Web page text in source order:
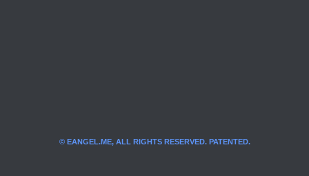
© EANGEL.ME, ALL RIGHTS RESERVED. PATENTED.